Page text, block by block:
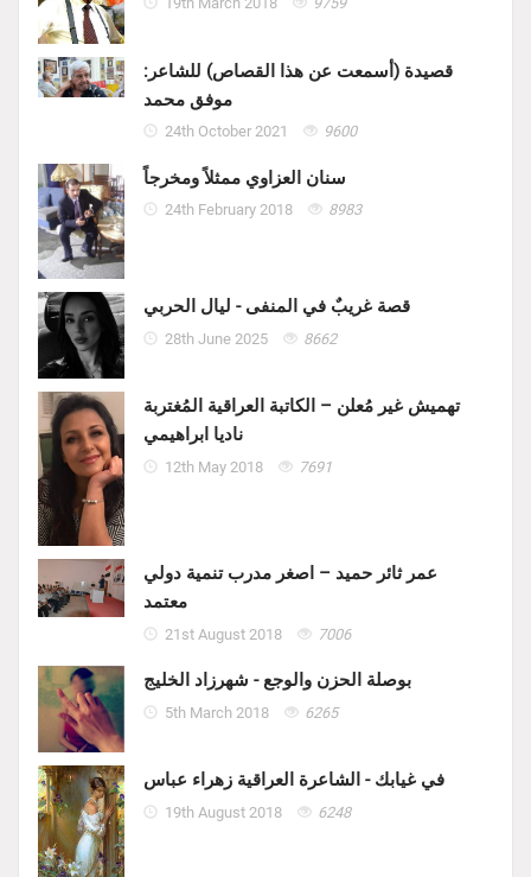
قصيدة (أسمعت عن هذا القصاص) للشاعر:
موفق محمد
24th October 2021 9600
سنان العزاوي ممثلاً ومخرجاً
24th February 2018 8983
قصة غريبٌ في المنفى - ليال الحربي
28th June 2025 8662
تهميش غير مُعلن – الكاتبة العراقية المُغتربة
ناديا ابراهيمي
12th May 2018 7691
عمر ثائر حميد – اصغر مدرب تنمية دولي
معتمد
21st August 2018 7006
بوصلة الحزن والوجع - شهرزاد الخليج
5th March 2018 6265
في غيابك - الشاعرة العراقية زهراء عباس
19th August 2018 6248